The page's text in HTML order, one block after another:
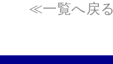
≪一覧へ戻る